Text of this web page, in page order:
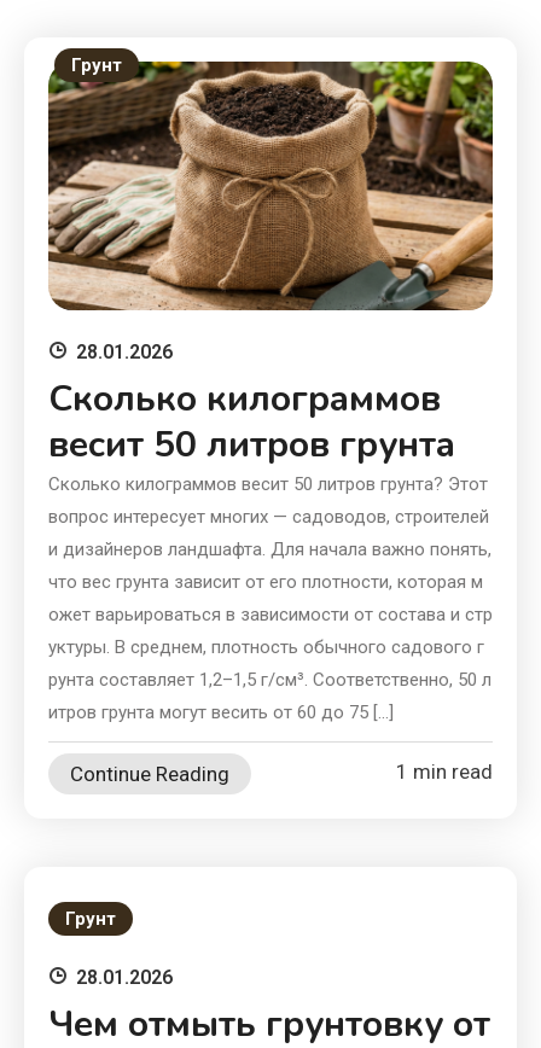
Грунт
28.01.2026
Сколько килограммов
весит 50 литров грунта
Сколько килограммов весит 50 литров грунта? Этот
вопрос интересует многих — садоводов, строителей
и дизайнеров ландшафта. Для начала важно понять,
что вес грунта зависит от его плотности, которая м
ожет варьироваться в зависимости от состава и стр
уктуры. В среднем, плотность обычного садового г
рунта составляет 1,2–1,5 г/см³. Соответственно, 50 л
итров грунта могут весить от 60 до 75 […]
Continue Reading 1 min read
Грунт
28.01.2026
Чем отмыть грунтовку от